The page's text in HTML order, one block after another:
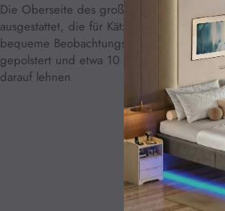
Die Oberseite des großen Katzenbaums
ausgestattet, die für Kätzchen und
bequeme Beobachtungsplattformen für
gepolstert und etwa 10 cm hoch und
darauf lehnen